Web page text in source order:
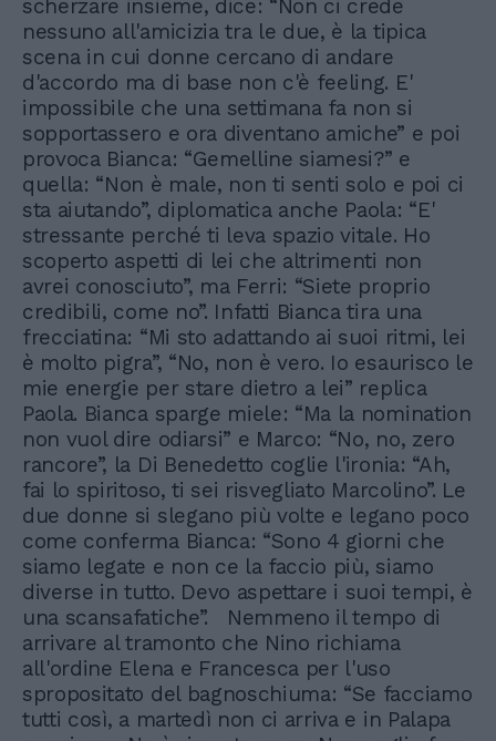
scherzare insieme, dice: “Non ci crede
nessuno all'amicizia tra le due, è la tipica
scena in cui donne cercano di andare
d'accordo ma di base non c'è feeling. E'
impossibile che una settimana fa non si
sopportassero e ora diventano amiche” e poi
provoca Bianca: “Gemelline siamesi?” e
quella: “Non è male, non ti senti solo e poi ci
sta aiutando”, diplomatica anche Paola: “E'
stressante perché ti leva spazio vitale. Ho
scoperto aspetti di lei che altrimenti non
avrei conosciuto”, ma Ferri: “Siete proprio
credibili, come no”. Infatti Bianca tira una
frecciatina: “Mi sto adattando ai suoi ritmi, lei
è molto pigra”, “No, non è vero. Io esaurisco le
mie energie per stare dietro a lei” replica
Paola. Bianca sparge miele: “Ma la nomination
non vuol dire odiarsi” e Marco: “No, no, zero
rancore”, la Di Benedetto coglie l'ironia: “Ah,
fai lo spiritoso, ti sei risvegliato Marcolino”. Le
due donne si slegano più volte e legano poco
come conferma Bianca: “Sono 4 giorni che
siamo legate e non ce la faccio più, siamo
diverse in tutto. Devo aspettare i suoi tempi, è
una scansafatiche”. Nemmeno il tempo di
arrivare al tramonto che Nino richiama
all'ordine Elena e Francesca per l'uso
spropositato del bagnoschiuma: “Se facciamo
tutti così, a martedì non ci arriva e in Palapa